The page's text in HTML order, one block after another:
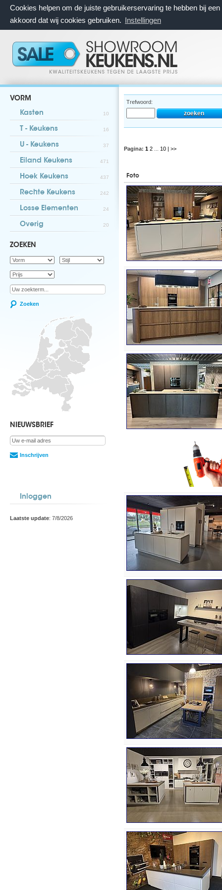
Cookies helpen om de juiste gebruikerservaring te hebben bij
akkoord dat wij cookies gebruiken. Instellingen
VORM
Kasten 10
T - Keukens 16
U - Keukens 37
Eiland Keukens 471
Hoek Keukens 437
Rechte Keukens 242
Losse Elementen 24
Overig 20
ZOEKEN
Zoeken
NIEUWSBRIEF
Inschrijven
Inloggen
Laatste update: 7/8/2026
Trefwoord:
Pagina: 1 2 10 | >>
Foto